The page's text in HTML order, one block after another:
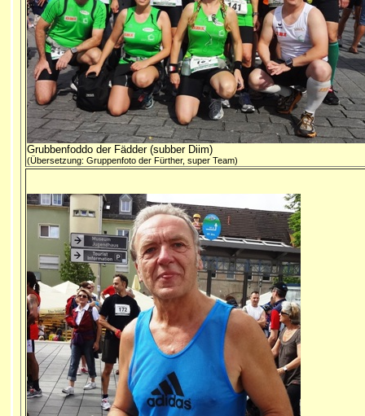
Grubbenfoddo der Fädder (subber Diim)
(Übersetzung: Gruppenfoto der Fürther, super Team)